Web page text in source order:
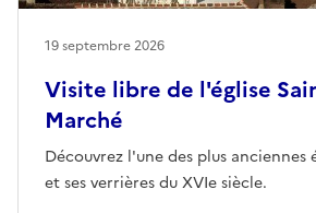
Visite libre de l'église
Marché
Découvrez l'une des plus anciennes
et ses verrières du XVIe siècle.
19 septembre 2026